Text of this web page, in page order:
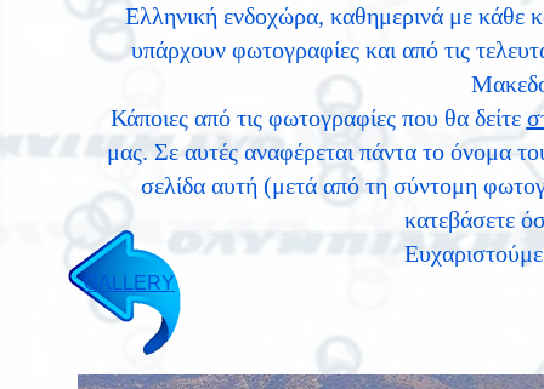
Ελληνική ενδοχώρα, καθημερινά με κάθε
υπάρχουν φωτογραφίες και από τις
Κάποιες από τις φωτογραφίες που θα δείτε
μας. Σε αυτές αναφέρεται πάντα το όνομα
σελίδα αυτή (μετά από τη σύντομη
κατεβάσετε
GALLERY